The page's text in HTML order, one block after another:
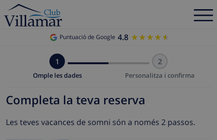
Puntuació de Google 4.8 ★★★★★
★★★★★
1
Omple les dades
2
Personalitza i confirma
Completa la teva reserva
Les teves vacances de somni són a només 2 passos.